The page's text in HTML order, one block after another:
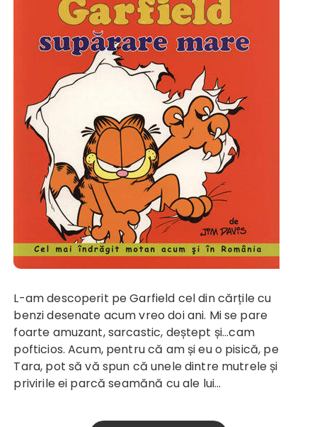
L-am descoperit pe Garfield cel din cărțile cu
benzi desenate acum vreo doi ani. Mi se pare
foarte amuzant, sarcastic, deștept și...cam
pofticios. Acum, pentru că am și eu o pisică, pe
Tara, pot să vă spun că unele dintre mutrele și
privirile ei parcă seamănă cu ale lui...